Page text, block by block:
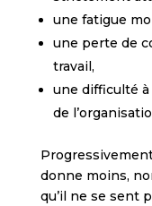
une fatigue
une perte de
travail,
une difficulté à
de
donne moins,
qu’il ne se sent